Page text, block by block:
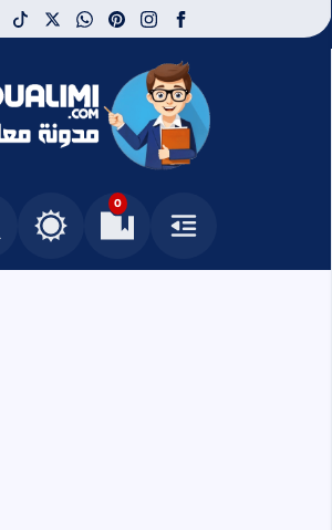
facebook
instagram
pinterest
whatsapp
x
مدونة
القائمة
0
العلامات المرجعية
التغيير